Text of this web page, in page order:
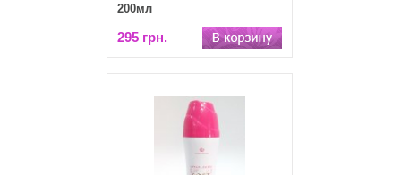
200мл
295 грн.